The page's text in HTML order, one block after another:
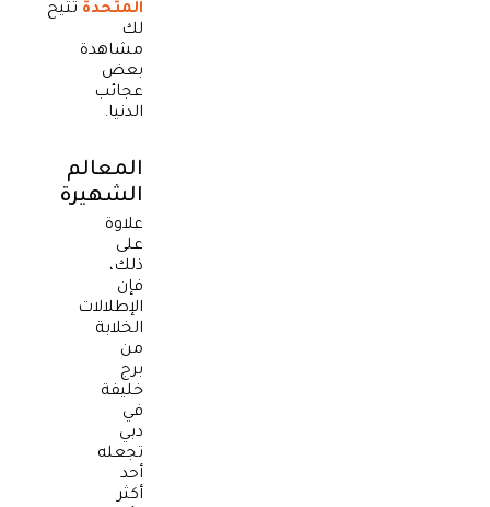
المتحدة تتيح
لك
مشاهدة
بعض
عجائب
الدنيا.
المعالم
الشهيرة
علاوة
على
ذلك،
فإن
الإطلالات
الخلابة
من
برج
خليفة
في
دبي
تجعله
أحد
أكثر